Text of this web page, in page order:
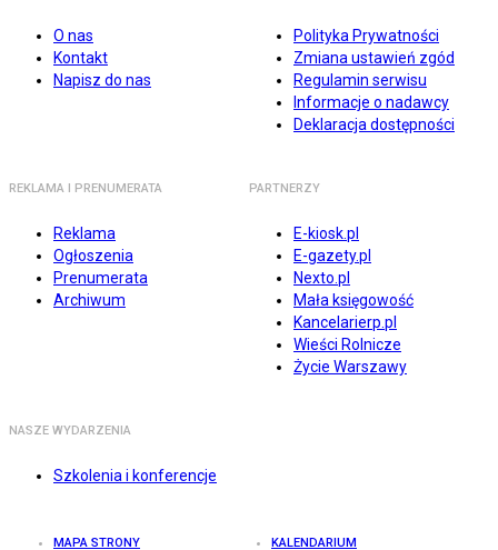
O nas
Kontakt
Napisz do nas
Polityka Prywatności
Zmiana ustawień zgód
Regulamin serwisu
Informacje o nadawcy
Deklaracja dostępności
REKLAMA I PRENUMERATA
Reklama
Ogłoszenia
Prenumerata
Archiwum
PARTNERZY
E-kiosk.pl
E-gazety.pl
Nexto.pl
Mała księgowość
Kancelarierp.pl
Wieści Rolnicze
Życie Warszawy
NASZE WYDARZENIA
Szkolenia i konferencje
MAPA STRONY KALENDARIUM